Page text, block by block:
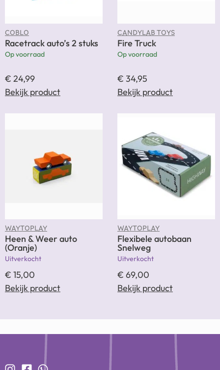
COBLO
Racetrack auto’s 2 stuks
Op voorraad
€ 24,99
Bekijk product
CANDYLAB TOYS
Fire Truck
Op voorraad
€ 34,95
Bekijk product
WAYTOPLAY
Heen & Weer auto
(Oranje)
Uitverkocht
€ 15,00
Bekijk product
WAYTOPLAY
Flexibele autobaan
Snelweg
Uitverkocht
€ 69,00
Bekijk product